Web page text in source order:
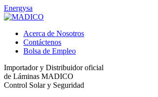
Energysa
Acerca de Nosotros
Contáctenos
Bolsa de Empleo
Importador y Distribuidor oficial
de Láminas MADICO
Control Solar y Seguridad